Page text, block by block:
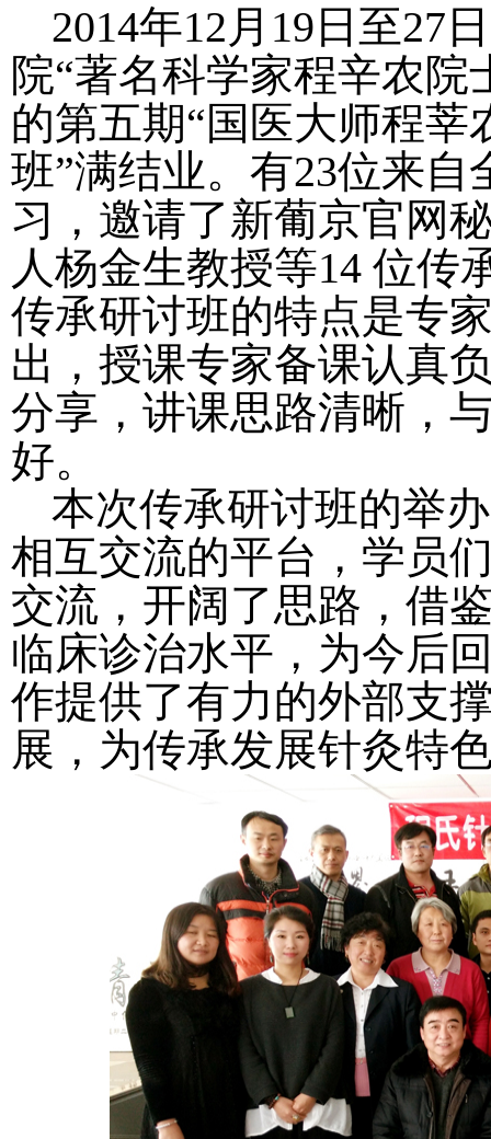
2014年12 月 19 日至27 日
院“著名科学家程辛农
的第五期“国医大师程
班”满结业。有23位来自
习，邀请了新葡京官网
人杨金生教授等14 位传
传承研讨班的特点是专
出，授课专家备课认真
分享，讲课思路清晰，
好。
本次传承研讨班的举
相互交流的平台，学员
交流，开阔了思路，借
临床诊治水平，为今后
作提供了有力的外部支
展，为传承发展针灸特